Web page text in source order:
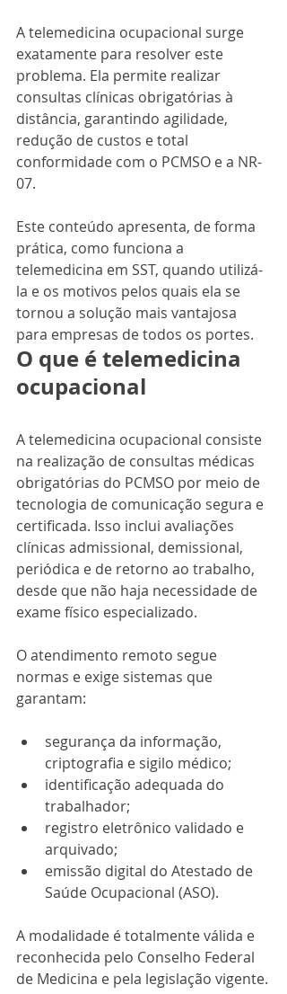
A telemedicina ocupacional surge
exatamente para resolver este
problema. Ela permite realizar
consultas clínicas obrigatórias à
distância, garantindo agilidade,
redução de custos e total
conformidade com o PCMSO e a NR-
07.
Este conteúdo apresenta, de forma
prática, como funciona a
telemedicina em SST, quando utilizá-
la e os motivos pelos quais ela se
tornou a solução mais vantajosa
para empresas de todos os portes.
O que é telemedicina
ocupacional
A telemedicina ocupacional consiste
na realização de consultas médicas
obrigatórias do PCMSO por meio de
tecnologia de comunicação segura e
certificada. Isso inclui avaliações
clínicas admissional, demissional,
periódica e de retorno ao trabalho,
desde que não haja necessidade de
exame físico especializado.
O atendimento remoto segue
normas e exige sistemas que
garantam:
segurança da informação,
criptografia e sigilo médico;
identificação adequada do
trabalhador;
registro eletrônico validado e
arquivado;
emissão digital do Atestado de
Saúde Ocupacional (ASO).
A modalidade é totalmente válida e
reconhecida pelo Conselho Federal
de Medicina e pela legislação vigente.